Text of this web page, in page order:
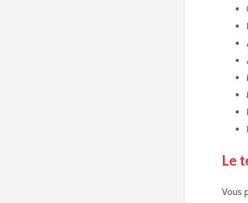
Le
Vous